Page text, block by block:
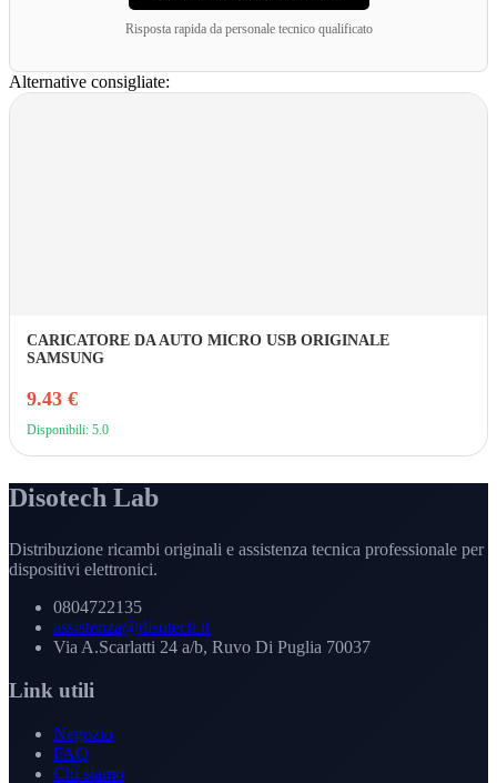
Risposta rapida da personale tecnico qualificato
Alternative consigliate:
CARICATORE DA AUTO MICRO USB ORIGINALE
SAMSUNG
9.43 €
Disponibili: 5.0
Disotech Lab
Distribuzione ricambi originali e assistenza tecnica professionale per
dispositivi elettronici.
0804722135
assistenza@disotech.it
Via A.Scarlatti 24 a/b, Ruvo Di Puglia 70037
Link utili
Negozio
FAQ
Chi siamo